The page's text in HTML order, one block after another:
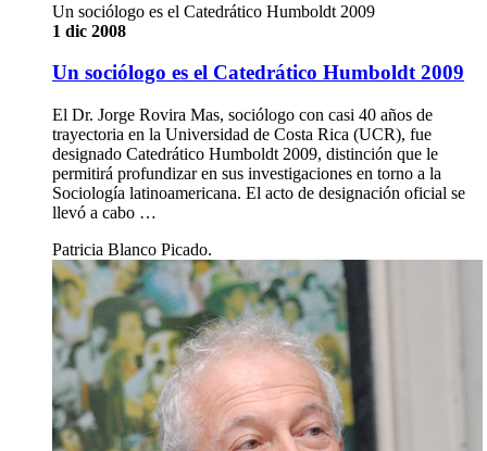
Un sociólogo es el Catedrático Humboldt 2009
1 dic 2008
Un sociólogo es el Catedrático Humboldt 2009
El Dr. Jorge Rovira Mas, sociólogo con casi 40 años de
trayectoria en la Universidad de Costa Rica (UCR), fue
designado Catedrático Humboldt 2009, distinción que le
permitirá profundizar en sus investigaciones en torno a la
Sociología latinoamericana. El acto de designación oficial se
llevó a cabo …
Patricia Blanco Picado.